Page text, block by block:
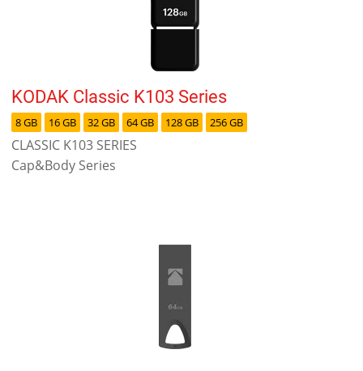
KODAK Classic K103 Series
8 GB 16 GB 32 GB 64 GB 128 GB 256 GB
CLASSIC K103 SERIES
Cap&Body Series